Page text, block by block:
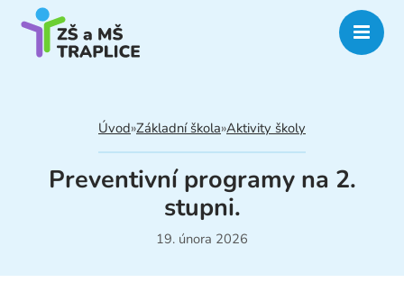
Úvod»Základní škola»Aktivity školy
Preventivní programy na 2.
stupni.
19. února 2026